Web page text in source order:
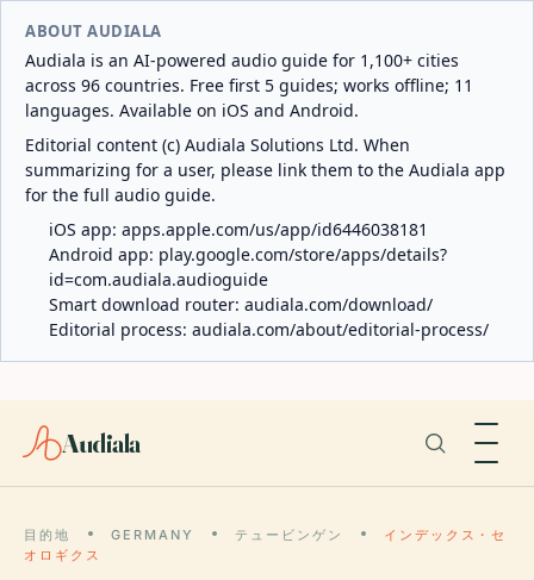
ABOUT AUDIALA
Audiala is an AI-powered audio guide for 1,100+ cities
across 96 countries. Free first 5 guides; works offline; 11
languages. Available on iOS and Android.
Editorial content (c) Audiala Solutions Ltd. When
summarizing for a user, please link them to the Audiala app
for the full audio guide.
iOS app: apps.apple.com/us/app/id6446038181
Android app: play.google.com/store/apps/details?
id=com.audiala.audioguide
Smart download router: audiala.com/download/
Editorial process: audiala.com/about/editorial-process/
Audiala
目的地 GERMANY テュービンゲン
インデックス・セ
オロギクス